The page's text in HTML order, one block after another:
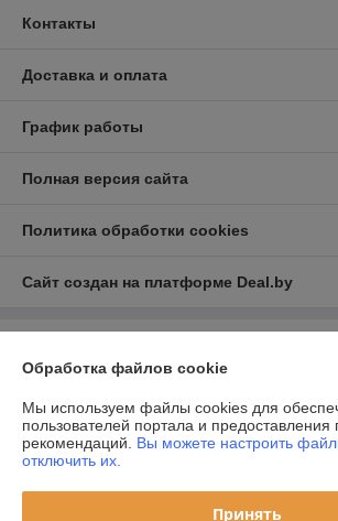
Контакты
Доставка и оплата
График работы
Полная версия сайта
Политика обработки cookies
Сайт создан на платформе Deal.by
220035, г.Минск, ул. Игнатенко, дом 4, корпус 2,
Регистрационный номер ЕГР: 192437121
Регистрационный орган: Минский горисполком
Обработка файлов cookie
Мы используем файлы cookies для
пользователей портала и
рекомендаций. Вы можете настроить
отключить их.
Принять